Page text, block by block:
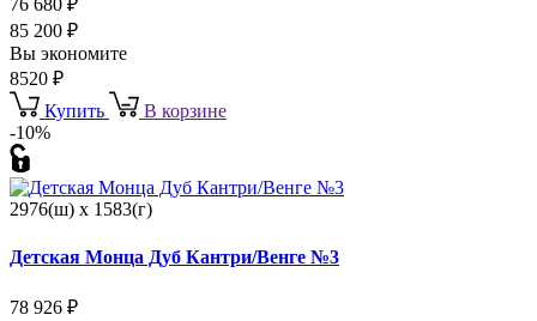
76 680 ₽
85 200 ₽
Вы экономите
8520 ₽
Купить
В корзине
-10%
2976(ш) x 1583(г)
Детская Монца Дуб Кантри/Венге №3
78 926 ₽